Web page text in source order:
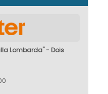
Lombarda" - Dois